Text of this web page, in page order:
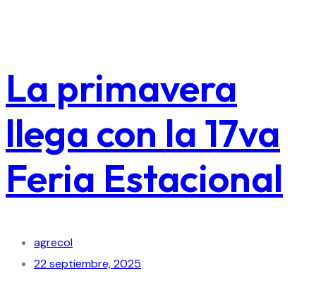
La primavera
llega con la 17va
Feria Estacional
agrecol
22 septiembre, 2025